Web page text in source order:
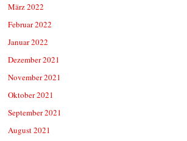
März 2022
Februar 2022
Januar 2022
Dezember 2021
November 2021
Oktober 2021
September 2021
August 2021